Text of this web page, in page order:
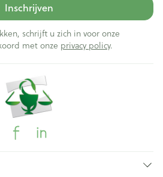
Inschrijven
schrijft u zich in voor onze
met onze privacy policy.